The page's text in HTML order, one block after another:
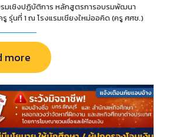
มเชิงปฏิบัติการ หลักสูตรการอบรมพัฒนา
รุ่นที่ 1 ณ โรงแรมเชียงใหม่ออคิด (ครู ศศช.)
more